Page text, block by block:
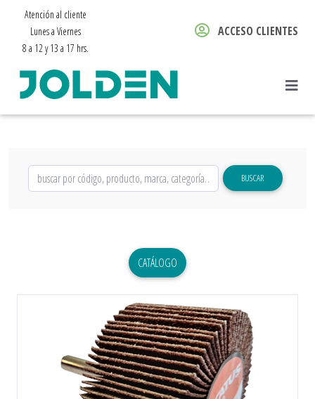
Atención al cliente
Lunes a Viernes
8 a 12 y 13 a 17 hrs.
ACCESO CLIENTES
BUSCAR
CATÁLOGO